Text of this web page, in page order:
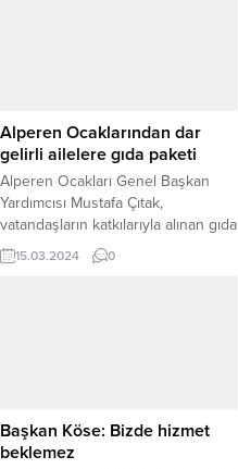
Alperen Ocaklarından dar
gelirli ailelere gıda paketi
Alperen Ocakları Genel Başkan
Yardımcısı Mustafa Çıtak,
vatandaşların katkılarıyla alınan gıda
paketlerinin ihtiyaç sahibi ailelere
ulaştırıldığını belirtti.
15.03.2024 0
Başkan Köse: Bizde hizmet
beklemez